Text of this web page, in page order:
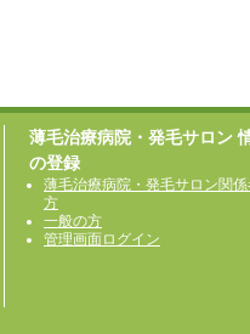
薄毛治療病院・発毛サロン
の登録
薄毛治療病院・発毛サロン関
方
一般の方
管理画面ログイン